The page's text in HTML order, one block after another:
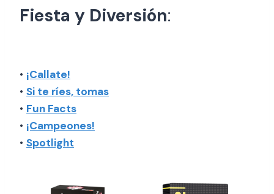
Fiesta y Diversión:
• ¡Callate!
• Si te ríes, tomas
• Fun Facts
• ¡Campeones!
• Spotlight